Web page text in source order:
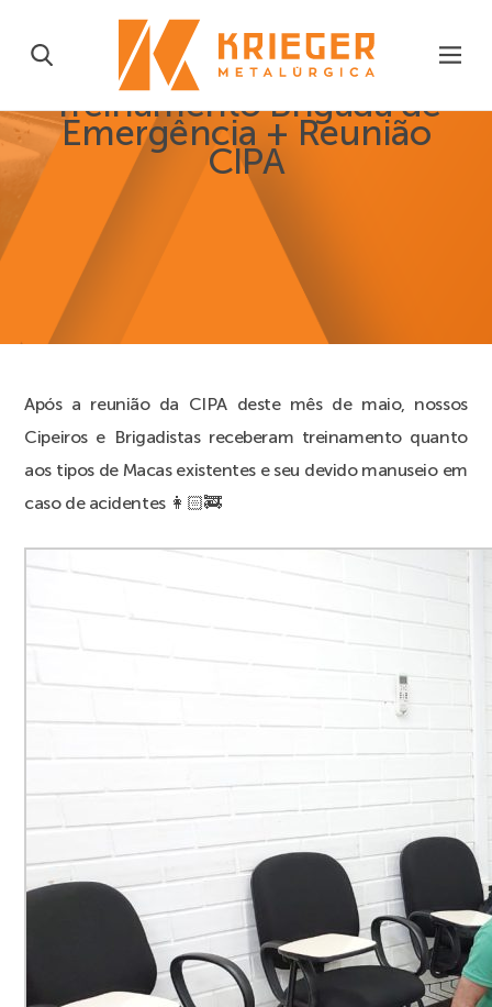
Treinamento Brigada de
Emergência + Reunião
CIPA
Após a reunião da CIPA deste mês de maio, nossos
Cipeiros e Brigadistas receberam treinamento quanto
aos tipos de Macas existentes e seu devido manuseio em
caso de acidentes 👩🏻‍🚒